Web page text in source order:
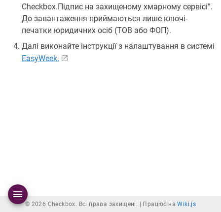
Checkbox.Підпис на захищеному хмарному сервісі”.
До завантаження приймаються лише ключі-
печатки юридичних осіб (ТОВ або ФОП).
Далі виконайте інструкції з налаштування в системі
EasyWeek.
© 2026 Checkbox. Всі права захищені. | Працює наWiki.js